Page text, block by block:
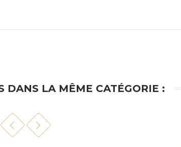
DANS LA MÊME CATÉGORIE :